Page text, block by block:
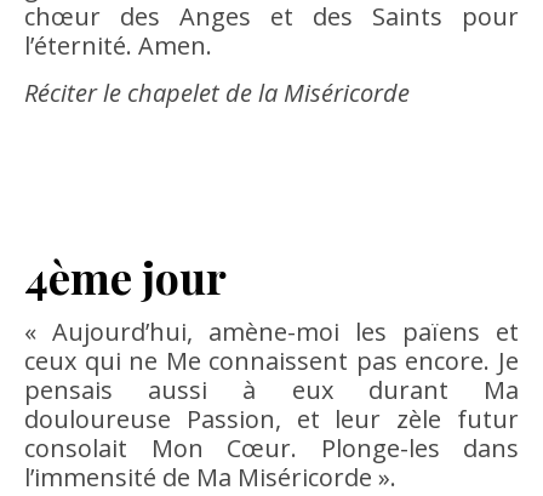
chœur des Anges et des Saints pour
l’éternité. Amen.
Réciter le chapelet de la Miséricorde
4ème jour
« Aujourd’hui, amène-moi les païens et
ceux qui ne Me connaissent pas encore. Je
pensais aussi à eux durant Ma
douloureuse Passion, et leur zèle futur
consolait Mon Cœur. Plonge-les dans
l’immensité de Ma Miséricorde ».